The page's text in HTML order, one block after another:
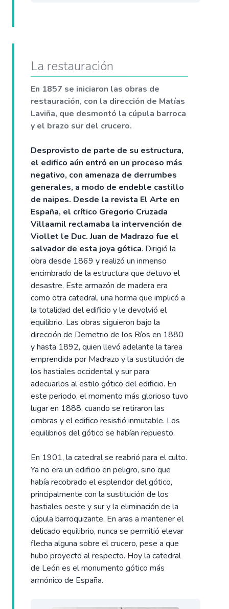
La restauración
En 1857 se iniciaron las obras de
restauración, con la dirección de Matías
Laviña, que desmontó la cúpula barroca
y el brazo sur del crucero.
Desprovisto de parte de su estructura,
el edifico aún entró en un proceso más
negativo, con amenaza de derrumbes
generales, a modo de endeble castillo
de naipes. Desde la revista El Arte en
España, el crítico Gregorio Cruzada
Villaamil reclamaba la intervención de
Viollet le Duc. Juan de Madrazo fue el
salvador de esta joya gótica. Dirigió la
obra desde 1869 y realizó un inmenso
encimbrado de la estructura que detuvo el
desastre. Este armazón de madera era
como otra catedral, una horma que implicó a
la totalidad del edificio y le devolvió el
equilibrio. Las obras siguieron bajo la
dirección de Demetrio de los Ríos en 1880
y hasta 1892, quien llevó adelante la tarea
emprendida por Madrazo y la sustitución de
los hastiales occidental y sur para
adecuarlos al estilo gótico del edificio. En
este periodo, el momento más glorioso tuvo
lugar en 1888, cuando se retiraron las
cimbras y el edifico resistió inmutable. Los
equilibrios del gótico se habían repuesto.
En 1901, la catedral se reabrió para el culto.
Ya no era un edificio en peligro, sino que
había recobrado el esplendor del gótico,
principalmente con la sustitución de los
hastiales oeste y sur y la eliminación de la
cúpula barroquizante. En aras a mantener el
delicado equilibrio, nunca se permitió elevar
flecha alguna sobre el crucero, pese a que
hubo proyecto al respecto. Hoy la catedral
de León es el monumento gótico más
armónico de España.